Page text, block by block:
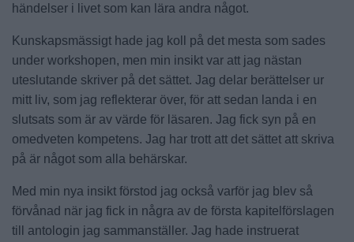
händelser i livet som kan lära andra något.
Kunskapsmässigt hade jag koll på det mesta som sades
under workshopen, men min insikt var att jag nästan
uteslutande skriver på det sättet. Jag delar berättelser ur
mitt liv, som jag reflekterar över, för att sedan landa i en
slutsats som är av värde för läsaren. Jag fick syn på en
omedveten kompetens. Jag har trott att det sättet att skriva
på är något som alla behärskar.
Med min nya insikt förstod jag också varför jag blev så
förvånad när jag fick in några av de första kapitelförslagen
till antologin jag sammanställer. Jag hade instruerat